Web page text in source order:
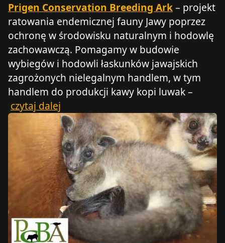
Prigen Conservation Breeding Ark– projekt
ratowania endemicznej fauny Jawy poprzez
ochronę w środowisku naturalnym i hodowlę
zachowawczą. Pomagamy w budowie
wybiegów i hodowli łaskunków jawajskich
zagrożonych nielegalnym handlem, w tym
handlem do produkcji kawy kopi luwak –
czytaj dalej